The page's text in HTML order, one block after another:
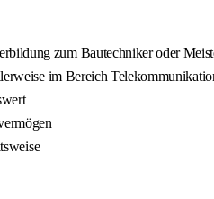
zum Bautechniker oder
im Bereich